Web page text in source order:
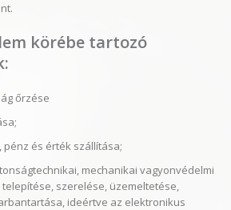
körébe tartozó
őrzése
és érték szállítása;
mechanikai vagyonvédelmi
szerelése, üzemeltetése,
ideértve az elektronikus